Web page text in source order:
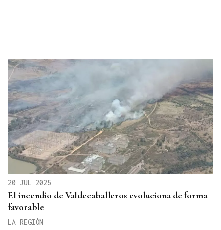
20 JUL 2025
El incendio de Valdecaballeros evoluciona de forma
favorable
LA REGIÓN